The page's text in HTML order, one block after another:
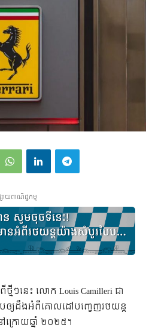
សាយពាណិជ្ជកម្ម
ៗ​នេះ លោក Louis Camilleri ជា​
ប​ឲ្យ​ដឹង​អំពី​គោលដៅ​បញ្ចេញ​រថយន្ត​
ក្រោយ​ឆ្នាំ ២០២៥។